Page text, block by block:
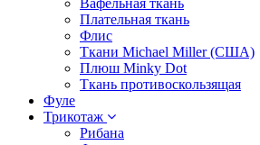
Вафельная ткань
Плательная ткань
Флис
Ткани Michael Miller (США)
Плюш Minky Dot
Ткань противоскользящая
Фуле
Трикотаж
Рибана